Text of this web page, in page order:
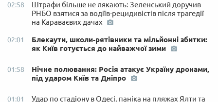
02:58
Штрафи більше не лякають: Зеленський доручив
РНБО взятися за водіїв-рецидивістів після трагедії
на Караваєвих дачах
02:01
Блекаути, школи-рятівники та мільйонні збитки:
як Київ готується до найважчої зими
01:58
Нічне полювання: Росія атакує Україну дронами,
під ударом Київ та Дніпро
01:01
Удар по стадіону в Одесі, паніка на пляжах Ялти та